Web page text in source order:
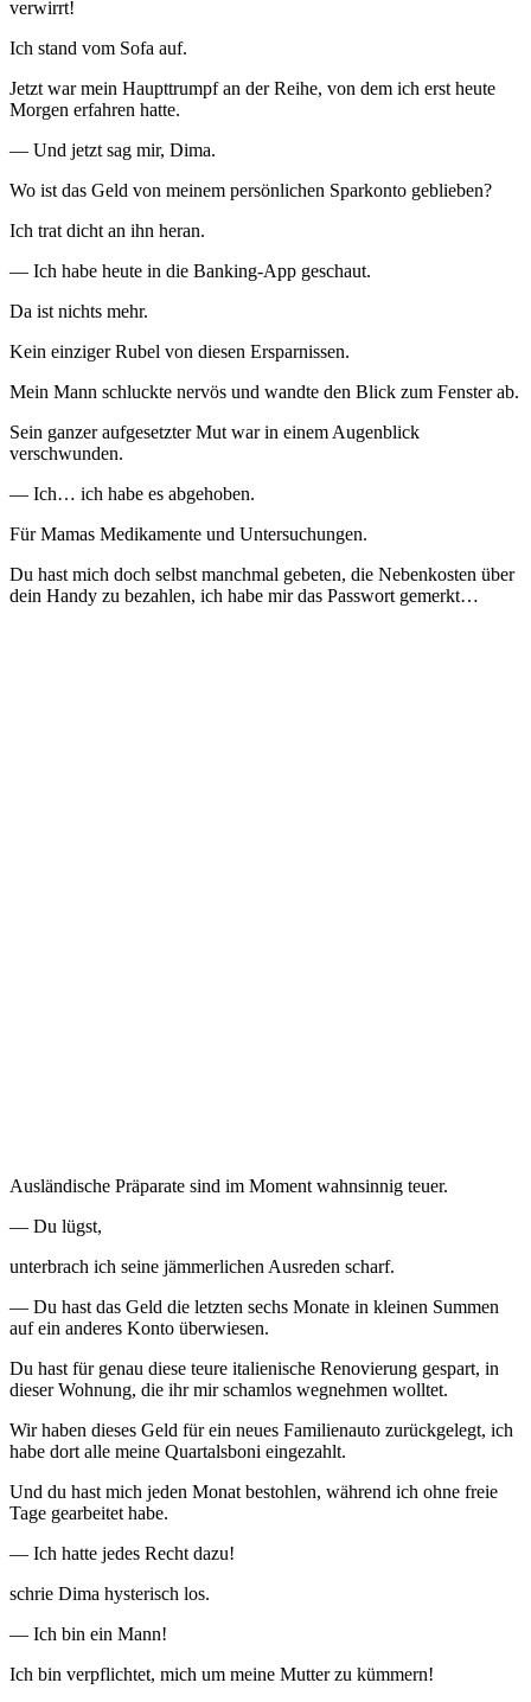
verwirrt!
Ich stand vom Sofa auf.
Jetzt war mein Haupttrumpf an der Reihe, von dem ich erst heute
Morgen erfahren hatte.
— Und jetzt sag mir, Dima.
Wo ist das Geld von meinem persönlichen Sparkonto geblieben?
Ich trat dicht an ihn heran.
— Ich habe heute in die Banking-App geschaut.
Da ist nichts mehr.
Kein einziger Rubel von diesen Ersparnissen.
Mein Mann schluckte nervös und wandte den Blick zum Fenster ab.
Sein ganzer aufgesetzter Mut war in einem Augenblick
verschwunden.
— Ich… ich habe es abgehoben.
Für Mamas Medikamente und Untersuchungen.
Du hast mich doch selbst manchmal gebeten, die Nebenkosten über
dein Handy zu bezahlen, ich habe mir das Passwort gemerkt…
Ausländische Präparate sind im Moment wahnsinnig teuer.
— Du lügst,
unterbrach ich seine jämmerlichen Ausreden scharf.
— Du hast das Geld die letzten sechs Monate in kleinen Summen
auf ein anderes Konto überwiesen.
Du hast für genau diese teure italienische Renovierung gespart, in
dieser Wohnung, die ihr mir schamlos wegnehmen wolltet.
Wir haben dieses Geld für ein neues Familienauto zurückgelegt, ich
habe dort alle meine Quartalsboni eingezahlt.
Und du hast mich jeden Monat bestohlen, während ich ohne freie
Tage gearbeitet habe.
— Ich hatte jedes Recht dazu!
schrie Dima hysterisch los.
— Ich bin ein Mann!
Ich bin verpflichtet, mich um meine Mutter zu kümmern!